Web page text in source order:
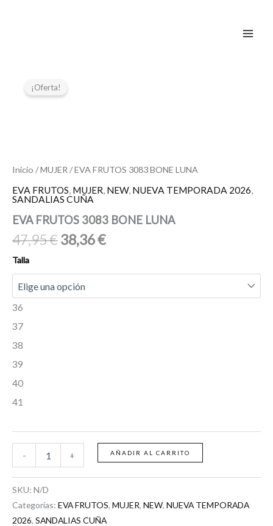
¡Oferta!
Inicio /MUJER / EVA FRUTOS 3083 BONE LUNA
EVA FRUTOS, MUJER, NEW, NUEVA TEMPORADA 2026,
SANDALIAS CUÑA
EVA FRUTOS 3083 BONE LUNA
47,95€38,36€
Talla
36
37
38
39
40
41
-
FRUTOS
3083
+ AÑADIR AL CARRITO
SKU: N/D
Categorías: EVA FRUTOS, MUJER, NEW, NUEVA TEMPORADA
2026, SANDALIAS CUÑA